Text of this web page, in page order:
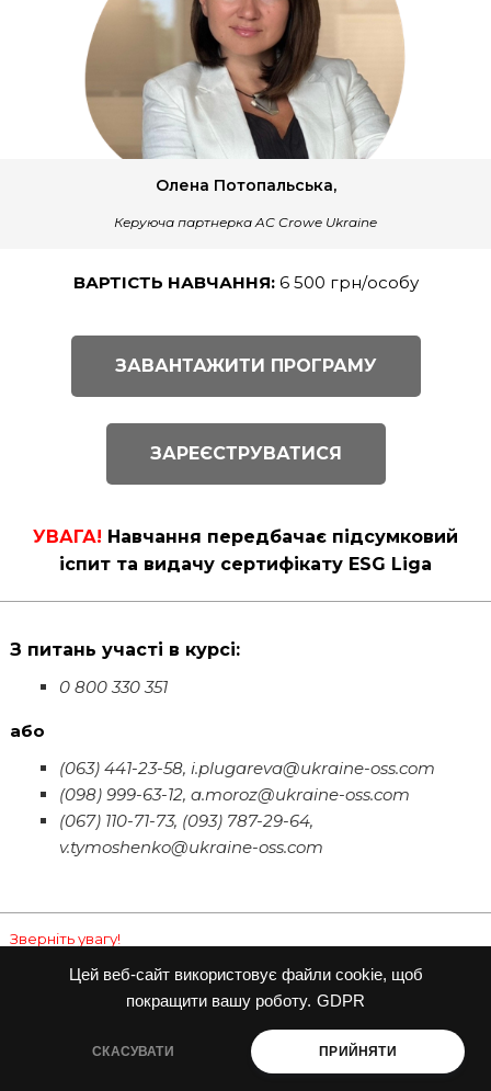
Цей веб-сайт використовує файли cookie, щоб
покращити вашу роботу. GDPR
СКАСУВАТИ ПРИЙНЯТИ
Олена Потопальська,
Керуюча партнерка AC Crowe Ukraine
ВАРТІСТЬ НАВЧАННЯ:6 500 грн/особу
ЗАВАНТАЖИТИ ПРОГРАМУ
ЗАРЕЄСТРУВАТИСЯ
УВАГА! Навчання передбачає підсумковий
іспит та видачу сертифікату ESG Liga
З питань участі в курсі:
0 800 330 351
або
(063) 441-23-58, i.plugareva@ukraine-oss.com
(098) 999-63-12, a.moroz@ukraine-oss.com
(067) 110-71-73, (093) 787-29-64,
v.tymoshenko@ukraine-oss.com
Зверніть увагу!
Всі матеріали, отримані на курсах, тренінгах, вебінарах,
робочих групах «Офісу сталих рішень» та Асоціації
професіоналів довкілля PAEW, які надаються в записі,
розсилками чи іншим способом, захищені авторським